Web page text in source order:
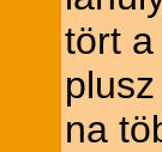
tört
na